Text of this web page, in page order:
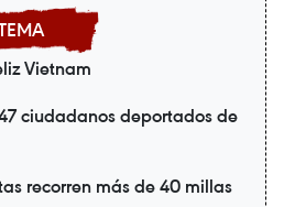
Vietnam
ciudadanos deportados de
recorren más de 40 millas